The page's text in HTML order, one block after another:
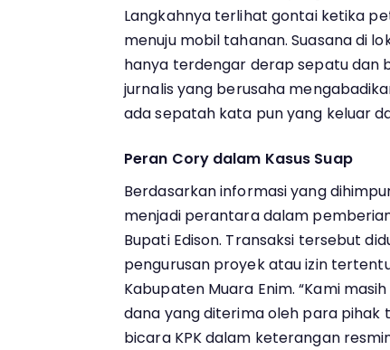
Langkahnya terlihat gontai ketika
menuju mobil tahanan. Suasana di
hanya terdengar derap sepatu dan
jurnalis yang berusaha
ada sepatah kata pun yang keluar
Peran Cory dalam Kasus Suap
Berdasarkan informasi yang
menjadi perantara dalam
Bupati Edison. Transaksi tersebut
pengurusan proyek atau izin
Kabupaten Muara Enim. “Kami
dana yang diterima oleh para pihak
bicara KPK dalam keterangan